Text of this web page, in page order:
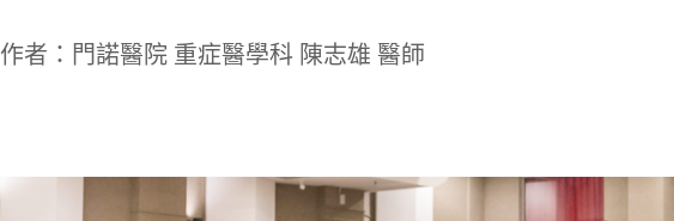
作者：門諾醫院 重症醫學科 陳志雄 醫師